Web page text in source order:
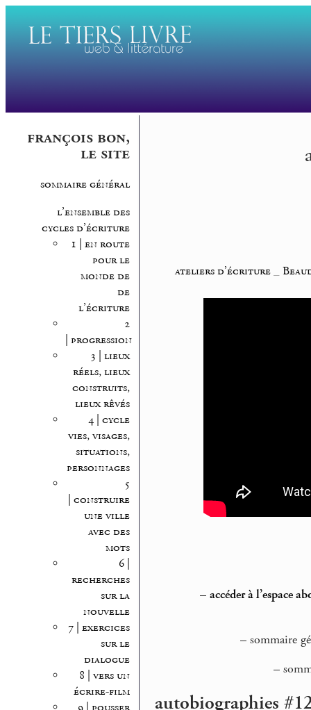
françois bon,
le site
sommaire général
l’ensemble des
cycles d’écriture
1 | en route
pour le
monde de
de
l’écriture
2
| progression
3 | lieux
réels, lieux
construits,
lieux rêvés
4 | cycle
vies, visages,
situations,
personnages
5
| construire
une ville
avec des
mots
6 |
recherches
sur la
nouvelle
7 | exercices
sur le
dialogue
8 | vers un
écrire-film
ateliers d’écriture_
– accéder à l’espace
– sommaire
–
autobiographies